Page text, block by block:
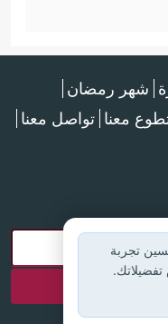
شهر رمضان
معنا تواصل معنا
تجربة